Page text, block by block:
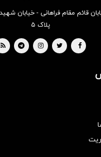
قائم مقام فراهانی - خیابان
پلاک ۵